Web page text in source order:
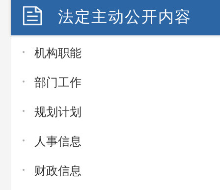
法定主动公开内容
机构职能
部门工作
规划计划
人事信息
财政信息